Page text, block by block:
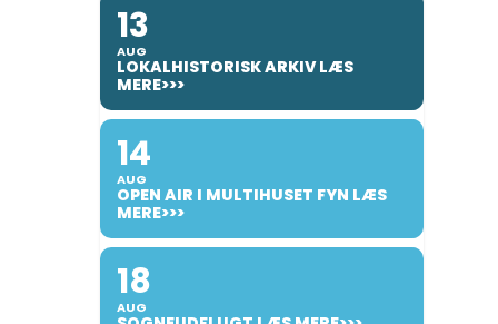
13
AUG
LOKALHISTORISK ARKIV LÆS
MERE>>>
14
AUG
OPEN AIR I MULTIHUSET FYN LÆS
MERE>>>
18
AUG